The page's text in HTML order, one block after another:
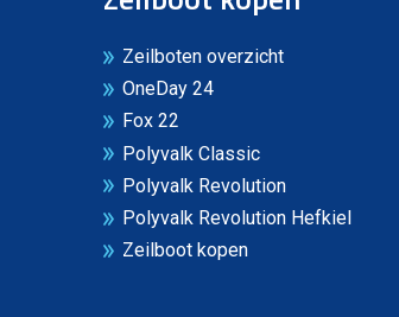
Zeilboten overzicht
OneDay 24
Fox 22
Polyvalk Classic
Polyvalk Revolution
Polyvalk Revolution Hefkiel
Zeilboot kopen